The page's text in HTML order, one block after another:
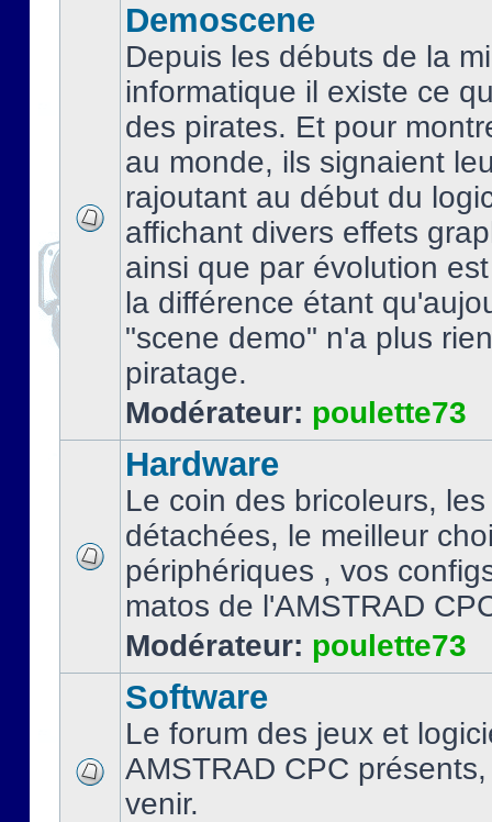
Demoscene
Depuis les débuts de la
informatique il existe ce
des pirates. Et pour
au monde, ils signaient
rajoutant au début du
affichant divers effets
ainsi que par évolution
la différence étant
"scene demo" n'a plus
piratage.
Modérateur: poulette73
Hardware
Le coin des bricoleurs,
détachées, le meilleur
périphériques , vos
matos de l'AMSTRAD
Modérateur: poulette73
Software
Le forum des jeux et
AMSTRAD CPC
venir.